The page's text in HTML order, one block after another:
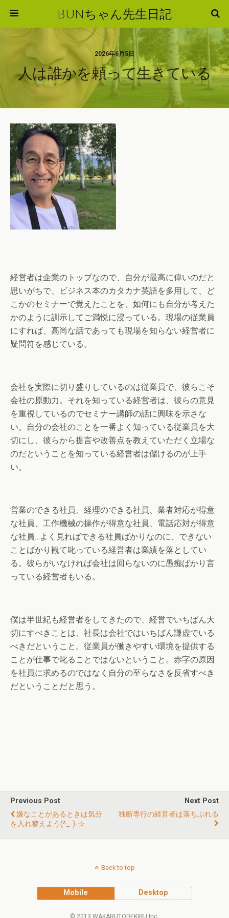
BUNちゃん先生日記
2026年6月5日
人は誰かを頼って生きている
経営者は企業のトップなので、自分が最高に偉いのだと
思いがちで、ビジネス本のカタカナ英語を多用して、ど
こかのセミナーで覚えたことを、如何にも自分が考えた
かのように訓示してご満悦に浸っている。現場の従業員
にすれば、高尚な話であっても現場を知らない経営者に
疑問符を感じている。
会社を実際に切り盛りしているのは従業員で、彼らこそ
会社の原動力。それを知っている経営者は、彼らの意見
を重視しているのでセミナー講師の話に興味を示さな
い。自分の会社のことを一番よく知っている従業員を大
切にし、彼らから提言や改善点を教えていただく立場な
のだということを知っている経営者は儲けるのが上手
い。
営業のできる社員、経理のできる社員、業者対応が得意
な社員、工作機械の操作が得意な社員、電話応対が得意
な社員…よく見ればできる社員ばかりなのに、できない
ことばかり観て叱っている経営者は業績を落としてい
る。彼らがいなければ会社は回らないのに愚痴ばかり言
っている経営者もいる。
僕は半世紀も経営者をしてきたので、経営でいちばん大
切にすべきことは、社長は会社ではいちばん謙虚でいる
べきだということ。従業員が働きやすい環境を提供する
ことが仕事で叱ることではないということ。赤字の原因
を社員に求めるのではなく自分の至らなさを反省すべき
だということだと思う。
Previous Post
嫌なことがあるときは気分
を入れ替えよう(^_-)-☆
Next Post
独断専行の経営者は落ちぶれる
Back to top
Mobile Desktop
© 2013 WAKARUTODEKIRU Inc.